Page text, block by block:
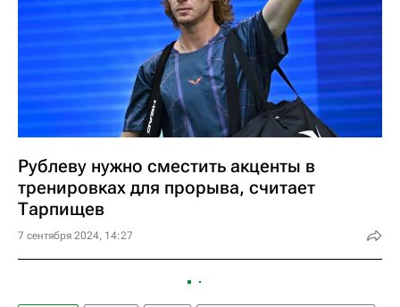
Рублеву нужно сместить акценты в
тренировках для прорыва, считает
Тарпищев
7 сентября 2024, 14:27